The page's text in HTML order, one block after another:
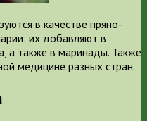
в качестве пряно-
их добавляют в
а также в маринады. Также
медицине разных стран.